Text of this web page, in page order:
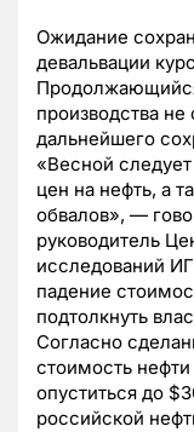
Ожидание
девальвации
производства
дальнейшего
«Весной
цен на нефть, а
обвалов», —
руководитель
исследований
падение
подтолкнуть
Согласно
стоимость
опуститься до
российской